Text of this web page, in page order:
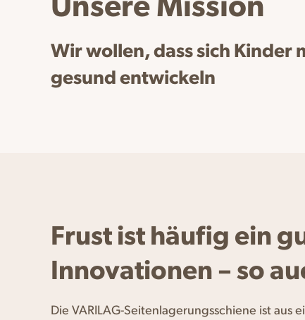
Wir wollen, dass sich
gesund entwickeln
Frust ist häufig ein
Innovationen – so
Die VARILAG-Seitenlagerungsschiene ist